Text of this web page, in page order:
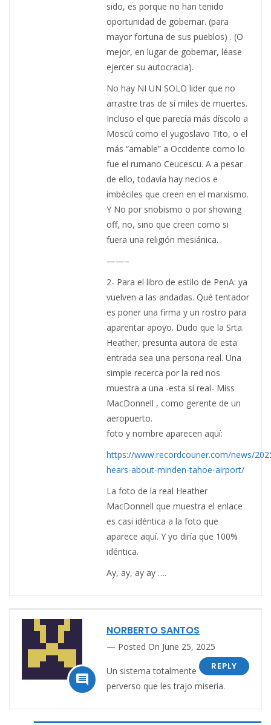
sido, es porque no han tenido
oportunidad de gobernar. (para
mayor fortuna de sus pueblos) . (O
mejor, en lugar de gobernar, léase
ejercer su autocracia).
No hay NI UN SOLO lider que no
arrastre tras de sí miles de muertes.
Incluso el que parecía más díscolo a
Moscú como el yugoslavo Tito, o el
más “amable” a Occidente como lo
fue el rumano Ceucescu. A a pesar
de ello, todavía hay necios e
imbéciles que creen en el marxismo.
Y No por snobismo o por showing
off, no, sino que creen como si
fuera una religión mesiánica.
——–
2- Para el libro de estilo de PenA: ya
vuelven a las andadas. Qué tentador
es poner una firma y un rostro para
aparentar apoyo. Dudo que la Srta.
Heather, presunta autora de esta
entrada sea una persona real. Una
simple recerca por la red nos
muestra a una -esta sí real- Miss
MacDonnell , como gerente de un
aeropuerto.
foto y nombre aparecen aquí:
https://www.recordcourier.com/news/
hears-about-minden-tahoe-airport/
La foto de la real Heather
MacDonnell que muestra el enlace
es casi idéntica a la foto que
aparece aquí. Y yo diría que 100%
idéntica.
Ay, ay, ay ay ….

NORBERTO SANTOS
Posted On June 25, 2025
REPLY
Un sistema totalmente
perverso que les trajo miseria.